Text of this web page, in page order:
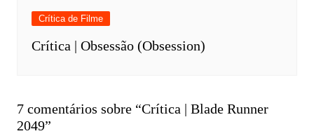
Crítica de Filme
Crítica | Obsessão (Obsession)
7 comentários sobre “Crítica | Blade Runner
2049”